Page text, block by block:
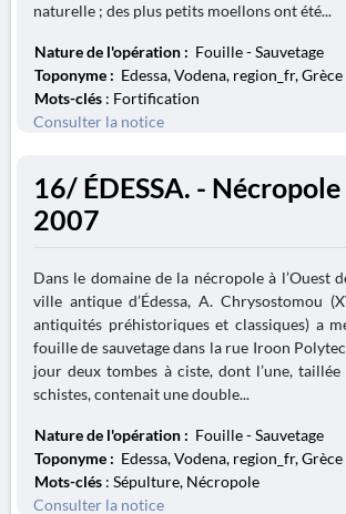
naturelle ; des plus petits moellons ont été...
Nature de l'opération : Fouille - Sauvetage
Toponyme : Edessa, Vodena, region_fr, Grèce
Mots-clés : Fortification
Consulter la notice
16/ ÉDESSA. -
2007
Dans le domaine de la nécropole à l’Ouest
ville antique d’Édessa, A. Chrysostomou
antiquités préhistoriques et classiques) a
fouille de sauvetage dans la rue Iroon
jour deux tombes à ciste, dont l’une,
schistes, contenait une double...
Nature de l'opération : Fouille - Sauvetage
Toponyme : Edessa, Vodena, region_fr, Grèce
Mots-clés : Sépulture, Nécropole
Consulter la notice